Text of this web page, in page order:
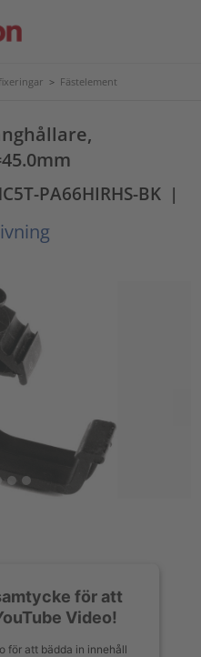
> Fästelement
PA66HIRHS-BK |
för att
Video!
för att bädda in innehåll